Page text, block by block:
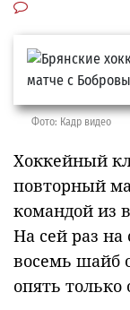
Фото: Кадр видео
Хоккейный
повторный
командой из
На сей раз
восемь шайб
опять только